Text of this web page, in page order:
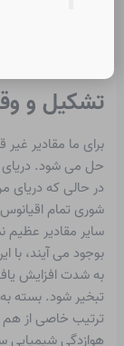
J. Ziegler
تشکیل و
برای ما مقادیر
شوری تمام اقیانوس ها و
سایر مقادیر عظیم
بوجود می آیند، با
به شدت افزایش
تبخیر شود. بسته
ترتیب خاصی از
هوازدگی شیمیایی